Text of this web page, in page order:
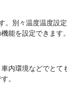
別々温度温度設
能を設定できます。
内環境などでと
。